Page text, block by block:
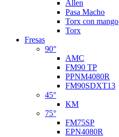
Allen
Pasa Macho
Torx con mango
Torx
Fresas
90°
AMC
FM90 TP
PPNM4080R
FM90SDXT13
45°
KM
75°
FM75SP
EPN4080R